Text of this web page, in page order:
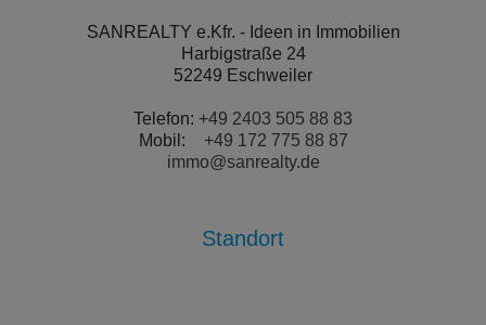
SANREALTY e.Kfr. - Ideen in Immobilien
Harbigstraße 24
52249 Eschweiler
Telefon: +49 2403 505 88 83
Mobil:
+49 172 775 88 87
immo@sanrealty.de
Standort